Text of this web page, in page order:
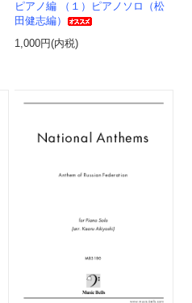
ピアノ編 （１）ピアノソロ（松
田健志編）
1,000円(内税)